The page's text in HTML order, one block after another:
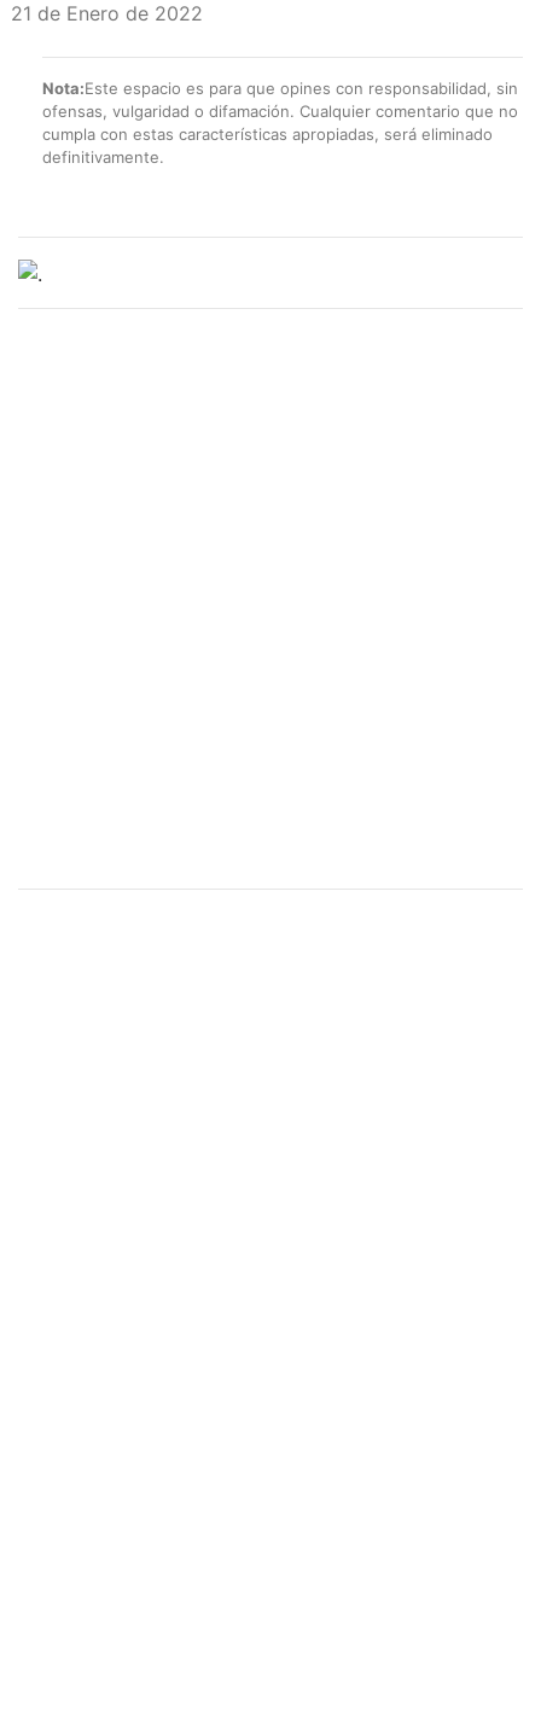
21 de Enero de 2022
Nota:Este espacio es para que opines con responsabilidad, sin
ofensas, vulgaridad o difamación. Cualquier comentario que no
cumpla con estas características apropiadas, será eliminado
definitivamente.